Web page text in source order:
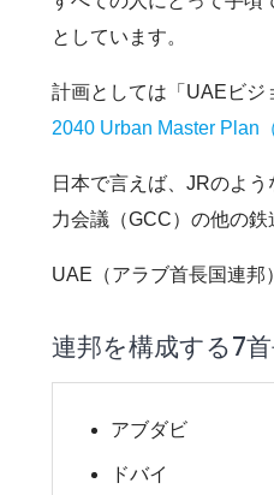
としています。
計画としては「UAEビジ
2040 Urban Master Plan
日本で言えば、JRのよ
力会議（GCC）の他の鉄
UAE（アラブ首長国連邦
連邦を構成する7
アブダビ
ドバイ